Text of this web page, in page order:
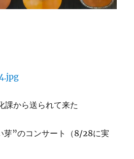
課から送られて来た
芽”のコンサート（8/28に実